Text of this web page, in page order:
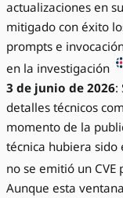
actualizaciones en
mitigado con éxito
prompts e
en la investigación
3 de junio de 2026:
detalles técnicos
momento de la
técnica hubiera sido
no se emitió un
Aunque esta